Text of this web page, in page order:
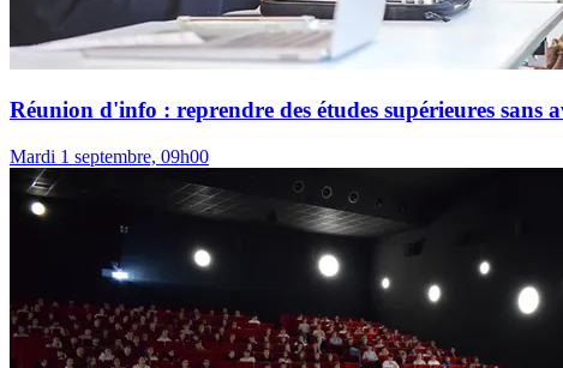
Réunion d'info : reprendre des études supérieures sans
Mardi 1 septembre, 09h00